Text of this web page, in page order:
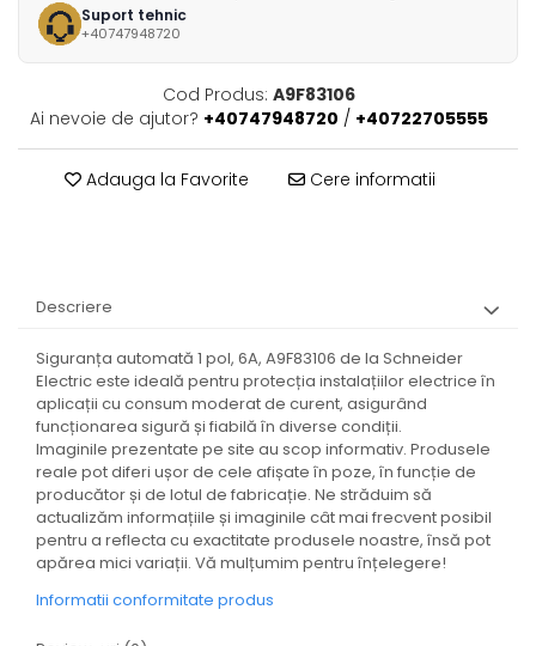
Suport tehnic
+40747948720
Cod Produs: A9F83106
Ai nevoie de ajutor? +40747948720 / +40722705555
Adauga la Favorite Cere informatii
Descriere
Siguranța automată 1 pol, 6A, A9F83106 de la Schneider
Electric este ideală pentru protecția instalațiilor electrice în
aplicații cu consum moderat de curent, asigurând
funcționarea sigură și fiabilă în diverse condiții.
Imaginile prezentate pe site au scop informativ. Produsele
reale pot diferi ușor de cele afișate în poze, în funcție de
producător și de lotul de fabricație. Ne străduim să
actualizăm informațiile și imaginile cât mai frecvent posibil
pentru a reflecta cu exactitate produsele noastre, însă pot
apărea mici variații. Vă mulțumim pentru înțelegere!
Informatii conformitate produs